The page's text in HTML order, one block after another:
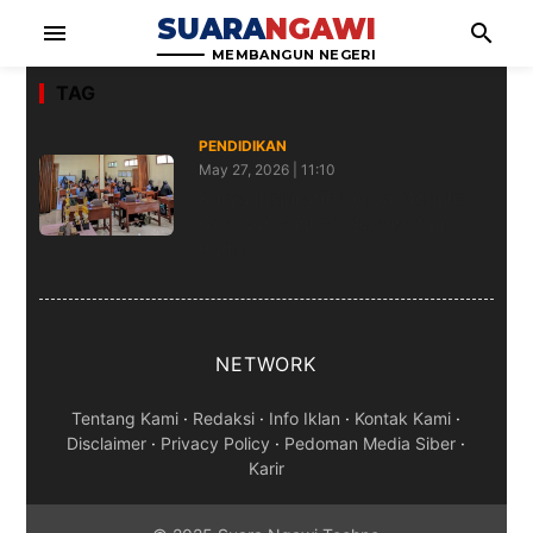
menu SUARANGAWI
MEMBANGUN NEGERI
search
TAG
PENDIDIKAN
May 27, 2026 | 11:10
NETWORK
Tentang Kami · Redaksi · Info Iklan · Kontak Kami ·
Disclaimer · Privacy Policy · Pedoman Media Siber ·
Karir